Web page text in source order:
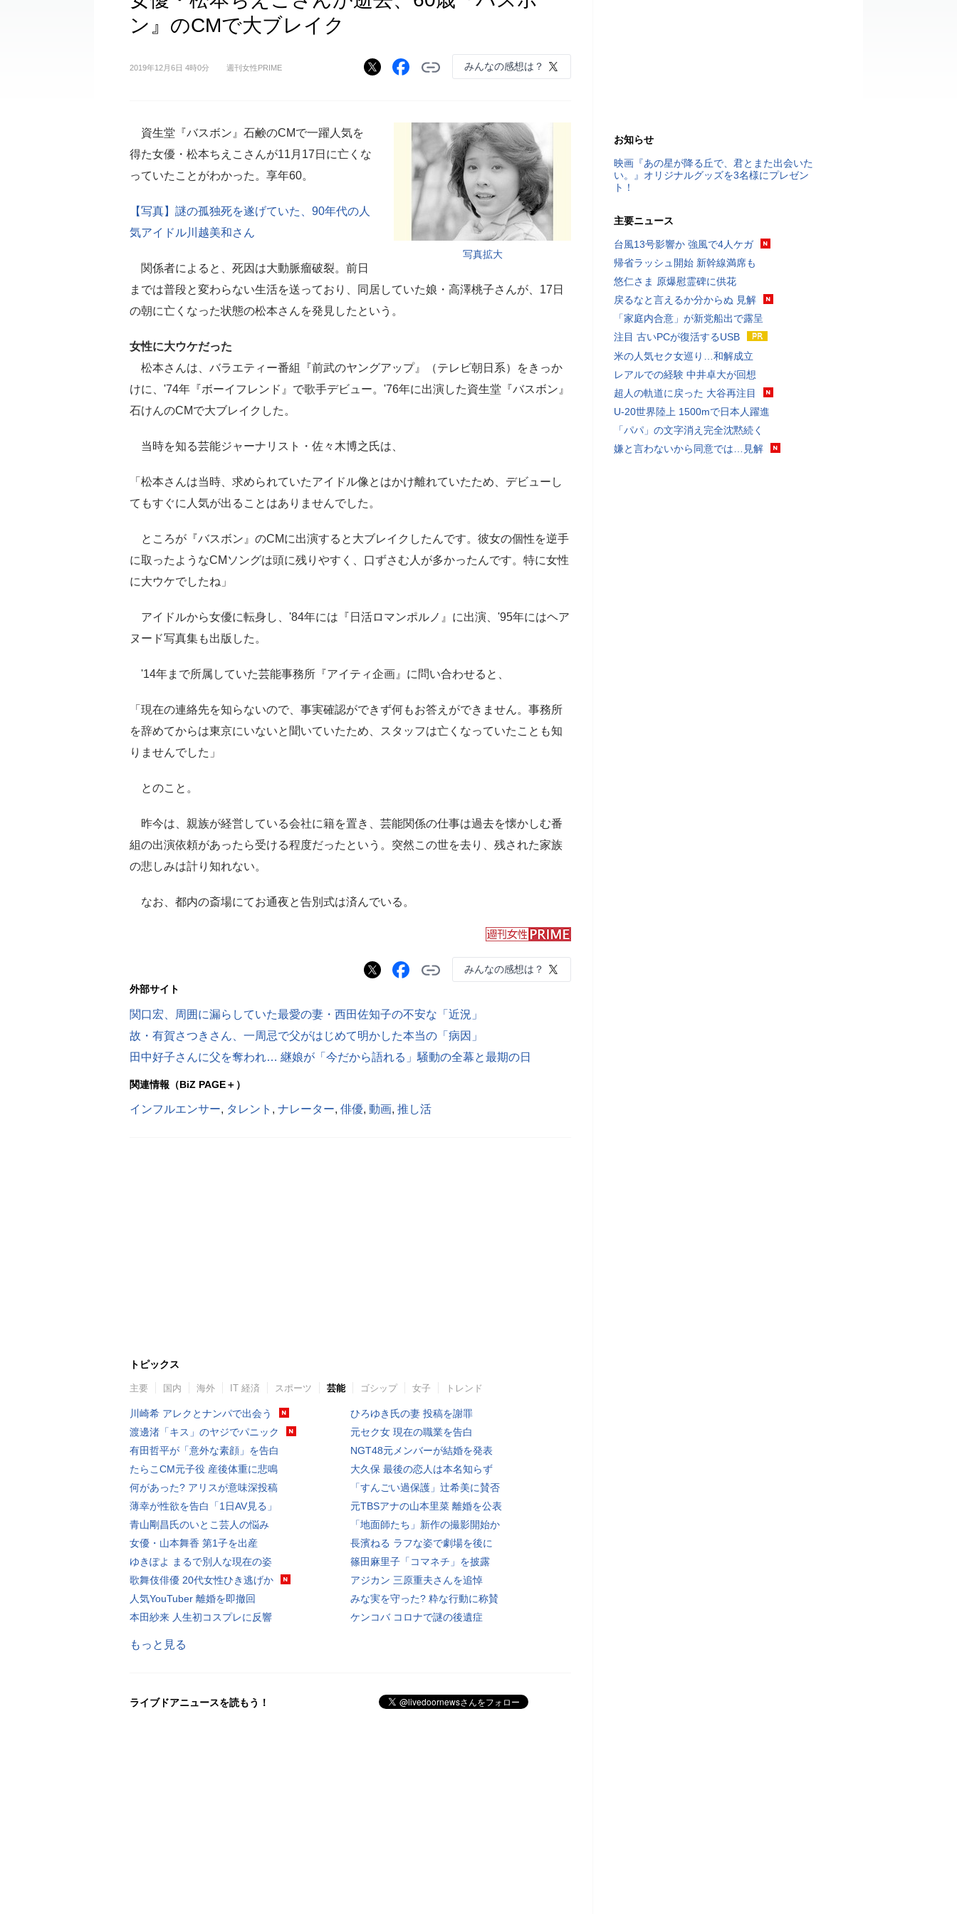
ン』のCMで大ブレイク
2019年12月6日 4時0分 週刊女性PRIME みんなの感想は？
写真拡大
資生堂『バスボン』石鹸のCMで一躍人気を
得た女優・松本ちえこさんが11月17日に亡くな
っていたことがわかった。享年60。
【写真】謎の孤独死を遂げていた、90年代の人
気アイドル川越美和さん
関係者によると、死因は大動脈瘤破裂。前日
までは普段と変わらない生活を送っており、同居していた娘・高澤桃子さんが、17日
の朝に亡くなった状態の松本さんを発見したという。
女性に大ウケだった
松本さんは、バラエティー番組『前武のヤングアップ』（テレビ朝日系）をきっか
けに、'74年『ボーイフレンド』で歌手デビュー。'76年に出演した資生堂『バスボン』
石けんのCMで大ブレイクした。
当時を知る芸能ジャーナリスト・佐々木博之氏は、
「松本さんは当時、求められていたアイドル像とはかけ離れていたため、デビューし
てもすぐに人気が出ることはありませんでした。
ところが『バスボン』のCMに出演すると大ブレイクしたんです。彼女の個性を逆手
に取ったようなCMソングは頭に残りやすく、口ずさむ人が多かったんです。特に女性
に大ウケでしたね」
アイドルから女優に転身し、'84年には『日活ロマンポルノ』に出演、'95年にはヘア
ヌード写真集も出版した。
'14年まで所属していた芸能事務所『アイティ企画』に問い合わせると、
「現在の連絡先を知らないので、事実確認ができず何もお答えができません。事務所
を辞めてからは東京にいないと聞いていたため、スタッフは亡くなっていたことも知
りませんでした」
とのこと。
昨今は、親族が経営している会社に籍を置き、芸能関係の仕事は過去を懐かしむ番
組の出演依頼があったら受ける程度だったという。突然この世を去り、残された家族
の悲しみは計り知れない。
なお、都内の斎場にてお通夜と告別式は済んでいる。
みんなの感想は？
外部サイト
関口宏、周囲に漏らしていた最愛の妻・西田佐知子の不安な「近況」
故・有賀さつきさん、一周忌で父がはじめて明かした本当の「病因」
田中好子さんに父を奪われ… 継娘が「今だから語れる」騒動の全幕と最期の日
関連情報（BiZ PAGE＋）
インフルエンサー, タレント , ナレーター, 俳優, 動画, 推し活
トピックス
主要 国内 海外 IT 経済 スポーツ 芸能 ゴシップ 女子 トレンド
川崎希 アレクとナンパで出会う
渡邊渚「キス」のヤジでパニック
有田哲平が「意外な素顔」を告白
たらこCM元子役 産後体重に悲鳴
何があった? アリスが意味深投稿
薄幸が性欲を告白「1日AV見る」
青山剛昌氏のいとこ芸人の悩み
女優・山本舞香 第1子を出産
ゆきぽよ まるで別人な現在の姿
歌舞伎俳優 20代女性ひき逃げか
人気YouTuber 離婚を即撤回
本田紗来 人生初コスプレに反響
ひろゆき氏の妻 投稿を謝罪
元セク女 現在の職業を告白
NGT48元メンバーが結婚を発表
大久保 最後の恋人は本名知らず
「すんごい過保護」辻希美に賛否
元TBSアナの山本里菜 離婚を公表
「地面師たち」新作の撮影開始か
長濱ねる ラフな姿で劇場を後に
篠田麻里子「コマネチ」を披露
アジカン 三原重夫さんを追悼
みな実を守った? 粋な行動に称賛
ケンコバ コロナで謎の後遺症
もっと見る
ライブドアニュースを読もう！
お知らせ
映画『あの星が降る丘で、君とまた出会いた
い。』オリジナルグッズを3名様にプレゼン
ト！
主要ニュース
台風13号影響か 強風で4人ケガ
帰省ラッシュ開始 新幹線満席も
悠仁さま 原爆慰霊碑に供花
戻るなと言えるか分からぬ 見解
「家庭内合意」が新党船出で露呈
注目 古いPCが復活するUSB
米の人気セク女巡り…和解成立
レアルでの経験 中井卓大が回想
超人の軌道に戻った 大谷再注目
U-20世界陸上 1500mで日本人躍進
「パパ」の文字消え完全沈黙続く
嫌と言わないから同意では…見解